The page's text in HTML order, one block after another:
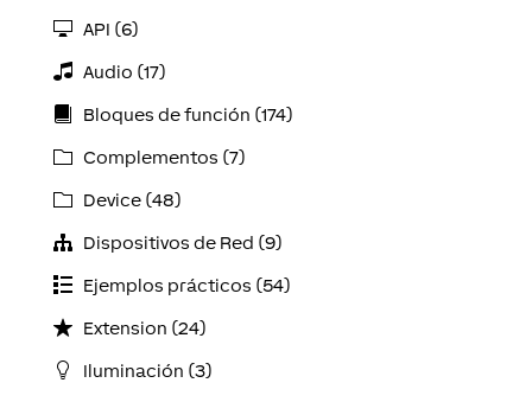
API (6)
Audio (17)
Bloques de función (174)
Complementos (7)
Device (48)
Dispositivos de Red (9)
Ejemplos prácticos (54)
Extension (24)
Iluminación (3)